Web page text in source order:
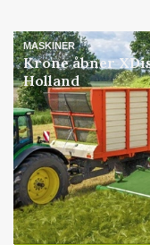
MASKINER
Krone åbner
Holland